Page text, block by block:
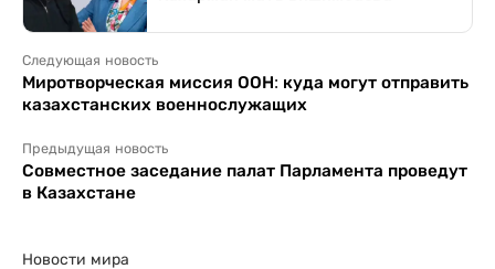
Следующая новость
Миротворческая миссия ООН: куда могут отправить
казахстанских военнослужащих
Предыдущая новость
Совместное заседание палат Парламента проведут
в Казахстане
Новости мира